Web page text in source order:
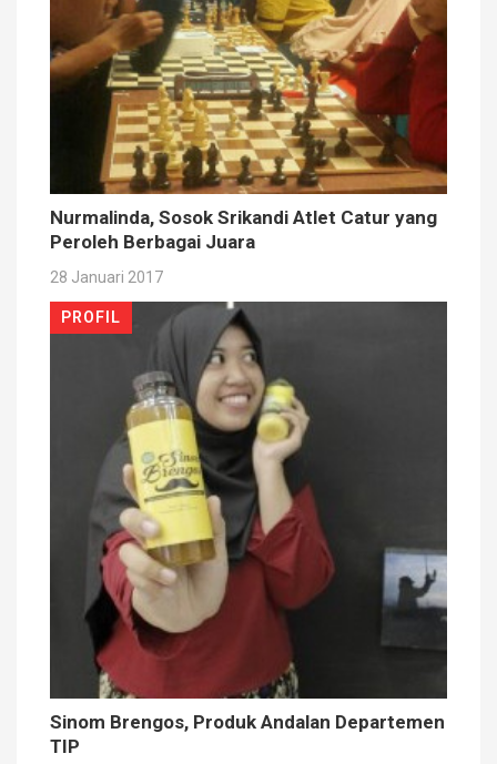
Nurmalinda, Sosok Srikandi Atlet Catur yang
Peroleh Berbagai Juara
28 Januari 2017
PROFIL
Sinom Brengos, Produk Andalan Departemen
TIP